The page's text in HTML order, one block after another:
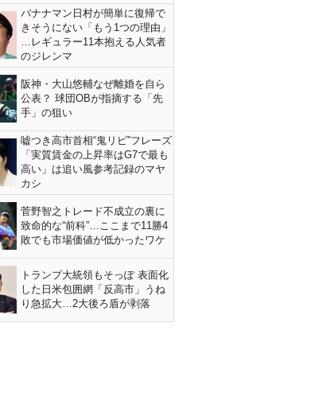
バナナマン日村が簡単に復帰で
きそうにない「もう1つの理由」
…レギュラー11本抱える人気者
のジレンマ
阪神・大山悠輔なぜ離婚を自ら
公表？ 球団OBが指摘する「先
手」の狙い
嘘つき高市首相“鬼リピ”フレーズ
「実質賃金の上昇率はG7で最も
高い」は追い風参考記録のマヤ
カシ
菅野智之トレード不成立の裏に
致命的な“前科”…ここまで11勝4
敗でも市場価値が低かったワケ
トランプ大統領もそっぽ 表面化
した日米包囲網「反高市」うね
り急拡大…2大後ろ盾が剥落